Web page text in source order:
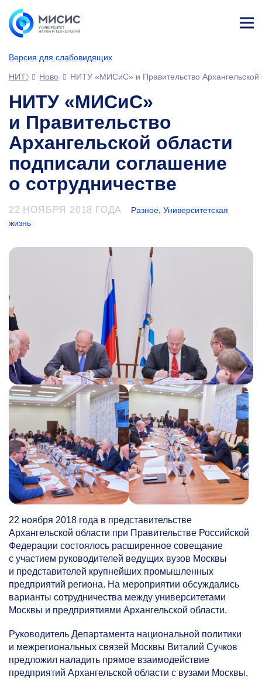
Версия для слабовидящих
ине
НИТУ МИСИС
НовостиНИТУ «МИСиС» и Правительство Архангельской
НИТУ «МИСиС»
и Правительство
Архангельской области
подписали соглашение
о сотрудничестве
22 НОЯБРЯ 2018 ГОДА Разное ,Университетская
жизнь
22 ноября 2018 года в представительстве
Архангельской области при Правительстве Российской
Федерации состоялось расширенное совещание
с участием руководителей ведущих вузов Москвы
и представителей крупнейших промышленных
предприятий региона. На мероприятии обсуждались
варианты сотрудничества между университетами
Москвы и предприятиями Архангельской области.
Руководитель Департамента национальной политики
и межрегиональных связей Москвы Виталий Сучков
предложил наладить прямое взаимодействие
предприятий Архангельской области с вузами Москвы,